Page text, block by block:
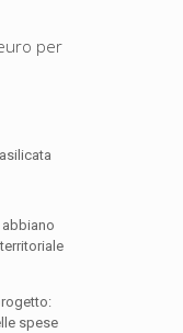
per
spese